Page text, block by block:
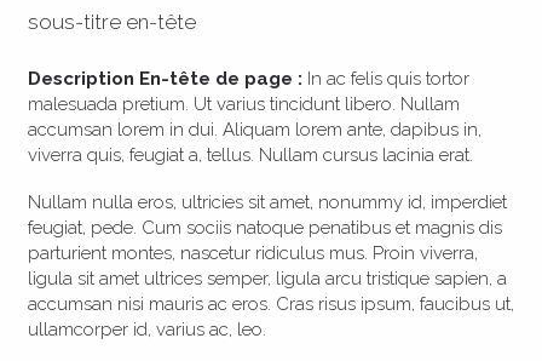
sous-titre en-tête
Description En-tête de page : In ac felis quis tortor
malesuada pretium. Ut varius tincidunt libero. Nullam
accumsan lorem in dui. Aliquam lorem ante, dapibus in,
viverra quis, feugiat a, tellus. Nullam cursus lacinia erat.
Nullam nulla eros, ultricies sit amet, nonummy id, imperdiet
feugiat, pede. Cum sociis natoque penatibus et magnis dis
parturient montes, nascetur ridiculus mus. Proin viverra,
ligula sit amet ultrices semper, ligula arcu tristique sapien, a
accumsan nisi mauris ac eros. Cras risus ipsum, faucibus ut,
ullamcorper id, varius ac, leo.